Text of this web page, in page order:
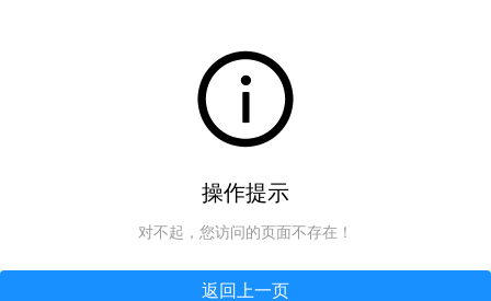
操作提示
对不起，您访问的页面不存在！
返回上一页